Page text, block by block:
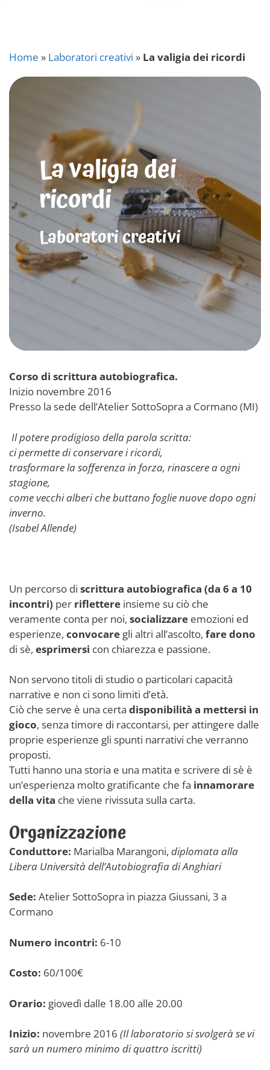
Home » Laboratori creativi » La valigia dei ricordi
La valigia dei
ricordi
Laboratori creativi
Corso di scrittura autobiografica.
Inizio novembre 2016
Presso la sede dell’Atelier SottoSopra a Cormano (MI)
Il potere prodigioso della parola scritta:
ci permette di conservare i ricordi,
trasformare la sofferenza in forza, rinascere a ogni
stagione,
come vecchi alberi che buttano foglie nuove dopo ogni
inverno.
(Isabel Allende)
Un percorso di scrittura autobiografica (da 6 a 10
incontri) per riflettere insieme su ciò che
veramente conta per noi, socializzare emozioni ed
esperienze, convocare gli altri all’ascolto, fare dono
di sè, esprimersi con chiarezza e passione.
Non servono titoli di studio o particolari capacità
narrative e non ci sono limiti d’età.
Ciò che serve è una certa disponibilità a mettersi in
gioco, senza timore di raccontarsi, per attingere dalle
proprie esperienze gli spunti narrativi che verranno
proposti.
Tutti hanno una storia e una matita e scrivere di sè è
un’esperienza molto gratificante che fa innamorare
della vita che viene rivissuta sulla carta.
Organizzazione
Conduttore: Marialba Marangoni, diplomata alla
Libera Università dell’Autobiografia di Anghiari
Sede: Atelier SottoSopra in piazza Giussani, 3 a
Cormano
Numero incontri: 6-10
Costo: 60/100€
Orario: giovedì dalle 18.00 alle 20.00
Inizio: novembre 2016 (Il laboratorio si svolgerà se vi
sarà un numero minimo di quattro iscritti)